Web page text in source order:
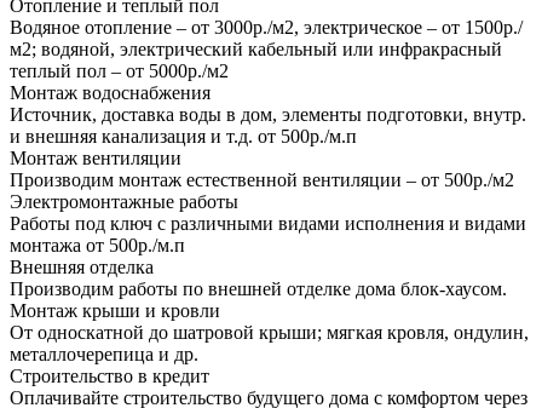
Отопление и теплый пол
Водяное отопление – от 3000р./м2, электрическое – от 1500р./
м2; водяной, электрический кабельный или инфракрасный
теплый пол – от 5000р./м2
Монтаж водоснабжения
Источник, доставка воды в дом, элементы подготовки, внутр.
и внешняя канализация и т.д. от 500р./м.п
Монтаж вентиляции
Производим монтаж естественной вентиляции – от 500р./м2
Электромонтажные работы
Работы под ключ с различными видами исполнения и видами
монтажа от 500р./м.п
Внешняя отделка
Производим работы по внешней отделке дома блок-хаусом.
Монтаж крыши и кровли
От односкатной до шатровой крыши; мягкая кровля, ондулин,
металлочерепица и др.
Строительство в кредит
Оплачивайте строительство будущего дома с комфортом через